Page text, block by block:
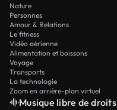
Nature
Personnes
Amour & Relations
Le fitness
Vidéo aérienne
Alimentation et boissons
Voyage
Transports
La technologie
Zoom en arrière-plan virtuel
Musique libre de droits